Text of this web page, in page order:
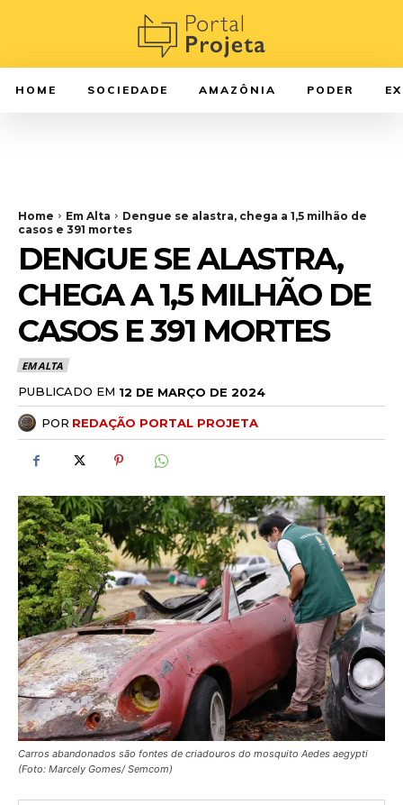
HOME SOCIEDADE AMAZÔNIA PODER
Home Em Alta
Dengue se alastra, chega a 1,5 milhão de
casos e 391 mortes
DENGUE SE ALASTRA,
CHEGA A 1,5 MILHÃO DE
CASOS E 391 MORTES
EM ALTA
PUBLICADO EM 12 DE MARÇO DE 2024
POR REDAÇÃO PORTAL PROJETA
Carros abandonados são fontes de criadouros do mosquito Aedes aegypti
(Foto: Marcely Gomes/ Semcom)